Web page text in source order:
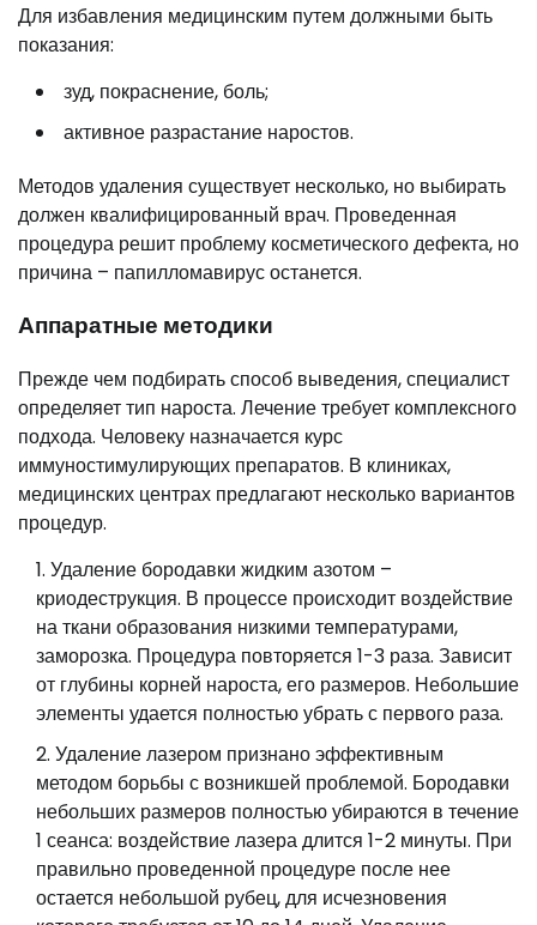
Для избавления медицинским путем должными быть
показания:
зуд, покраснение, боль;
активное разрастание наростов.
Методов удаления существует несколько, но выбирать
должен квалифицированный врач. Проведенная
процедура решит проблему косметического дефекта, но
причина – папилломавирус останется.
Аппаратные методики
Прежде чем подбирать способ выведения, специалист
определяет тип нароста. Лечение требует комплексного
подхода. Человеку назначается курс
иммуностимулирующих препаратов. В клиниках,
медицинских центрах предлагают несколько вариантов
процедур.
Удаление бородавки жидким азотом –
криодеструкция. В процессе происходит воздействие
на ткани образования низкими температурами,
заморозка. Процедура повторяется 1-3 раза. Зависит
от глубины корней нароста, его размеров. Небольшие
элементы удается полностью убрать с первого раза.
Удаление лазером признано эффективным
методом борьбы с возникшей проблемой. Бородавки
небольших размеров полностью убираются в течение
1 сеанса: воздействие лазера длится 1-2 минуты. При
правильно проведенной процедуре после нее
остается небольшой рубец, для исчезновения